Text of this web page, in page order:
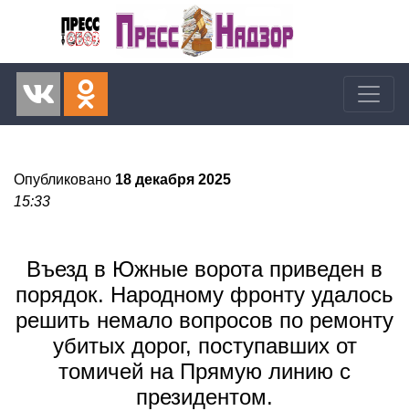
Опубликовано 18 декабря 2025
15:33
Въезд в Южные ворота приведен в
порядок. Народному фронту удалось
решить немало вопросов по ремонту
убитых дорог, поступавших от
томичей на Прямую линию с
президентом.